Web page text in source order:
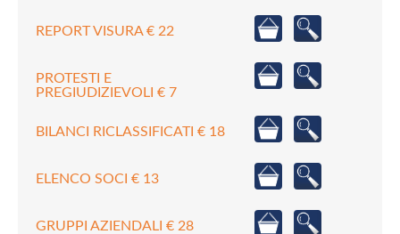
REPORT VISURA € 22
PROTESTI E
PREGIUDIZIEVOLI € 7
BILANCI RICLASSIFICATI € 18
ELENCO SOCI € 13
GRUPPI AZIENDALI € 28